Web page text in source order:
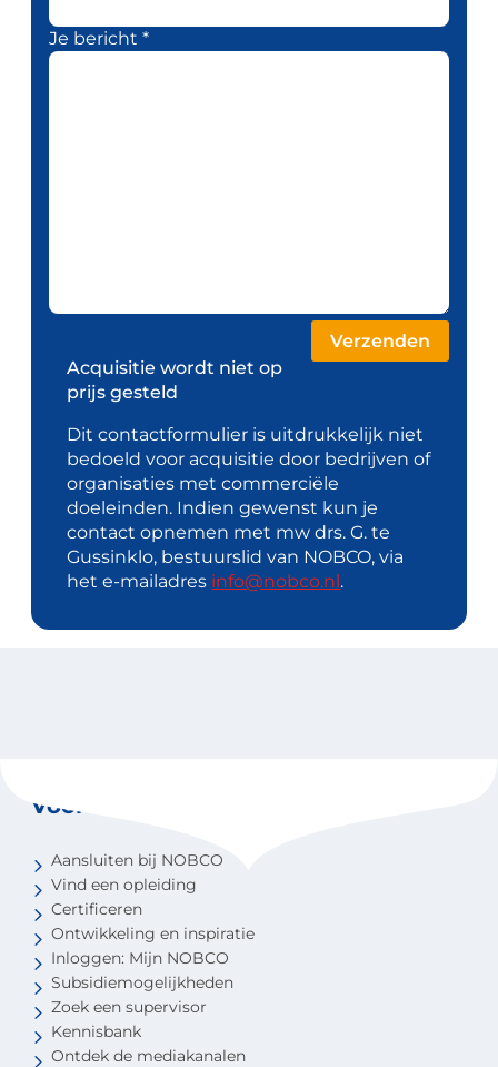
Je bericht *
Acquisitie wordt niet op
prijs gesteld
Dit contactformulier is uitdrukkelijk niet
bedoeld voor acquisitie door bedrijven of
organisaties met commerciële
doeleinden. Indien gewenst kun je
contact opnemen met mw drs. G. te
Gussinklo, bestuurslid van NOBCO, via
het e-mailadres info@nobco.nl .
Voor coaches
Aansluiten bij NOBCO
Vind een opleiding
Certificeren
Ontwikkeling en inspiratie
Inloggen: Mijn NOBCO
Subsidiemogelijkheden
Zoek een supervisor
Kennisbank
Ontdek de mediakanalen